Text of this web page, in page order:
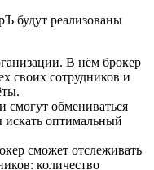
будут реализованы
В нём брокер
своих сотрудников и
смогут обмениваться
искать оптимальный
сможет отслеживать
количество